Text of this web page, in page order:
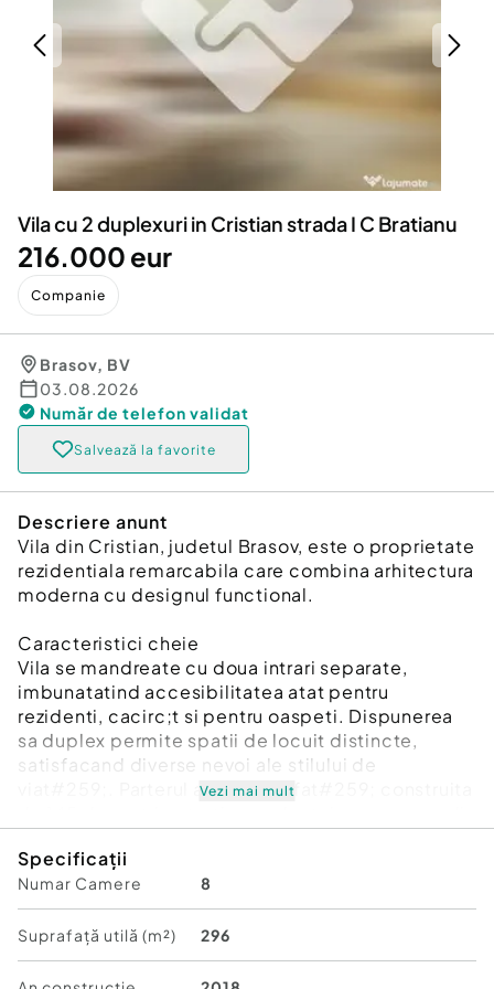
Servicii
Animale de companie
Afaceri și echipamente profesionale
Inchiriere Bunuri si Vehicule
Utilaje agricole si industriale
Piese auto si accesorii
Dacia Duster
Vila cu 2 duplexuri in Cristian strada I C Bratianu
216.000 eur
Companie
Brasov, BV
03.08.2026
Număr de telefon validat
Salvează la favorite
Descriere anunt
Vila din Cristian, judetul Brasov, este o proprietate
rezidentiala remarcabila care combina arhitectura
moderna cu designul functional.
Caracteristici cheie
Vila se mandreate cu doua intrari separate,
imbunatatind accesibilitatea atat pentru
rezidenti, cacirc;t si pentru oaspeti. Dispunerea
sa duplex permite spatii de locuit distincte,
satisfacand diverse nevoi ale stilului de
viat#259;. Parterul are o suprafat#259; construita
camera de zi 25.95 mp, bucatarie 11.55 mp,baie
3.60 ; icirc;n timp ce mansarda se intinde pe o
suprafata impresionanta de 151,3 metri patrati
hol5.80, dormitor I 10.82, dormitor II 1.395, balcon
2.10, dormitor III 13.35, baie I 5.85 si baie II 4.10 .
Acest spatiu generos ofera spatiu amplu pentru
Vezi mai mult
Specificații
Numar Camere 8
Suprafață utilă (m²) 296